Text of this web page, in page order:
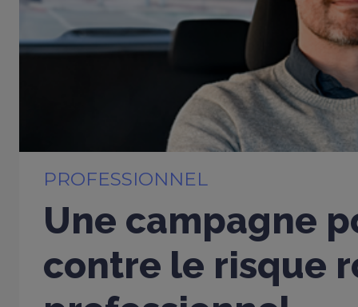
PROFESSIONNEL
Une campagne
contre le risque